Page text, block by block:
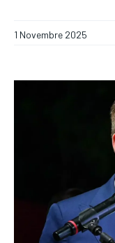
NOTIZIE
SPORT
GRUPPO
NOTIZIE
GRUPPO
NOTIZIE
GRUPPO
1 Novembre 2025